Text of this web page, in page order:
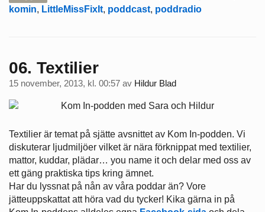
komin, LittleMissFixIt, poddcast, poddradio
06. Textilier
15 november, 2013, kl. 00:57 av Hildur Blad
Textilier är temat på sjätte avsnittet av Kom In-podden. Vi
diskuterar ljudmiljöer vilket är nära förknippat med textilier,
mattor, kuddar, plädar… you name it och delar med oss av
ett gäng praktiska tips kring ämnet.
Har du lyssnat på nån av våra poddar än? Vore
jätteuppskattat att höra vad du tycker! Kika gärna in på